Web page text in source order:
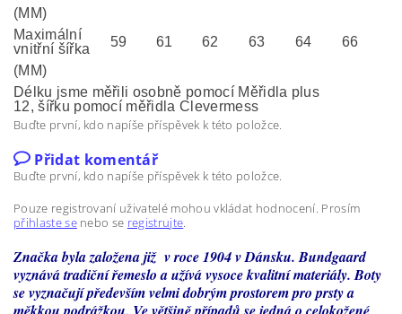
(MM)
Maximální
vnitřní šířka
59 61 62 63 64
66
(MM)
Délku jsme měřili osobně pomocí Měřidla plus
12, šířku pomocí měřidla Clevermess
Buďte první, kdo napíše příspěvek k této položce.
Přidat komentář
Buďte první, kdo napíše příspěvek k této položce.
Pouze registrovaní uživatelé mohou vkládat hodnocení. Prosím
přihlaste senebo se registrujte.
Značka byla založena již v roce 1904 v Dánsku. Bundgaard
vyznává tradiční řemeslo a užívá vysoce kvalitní materiály. Boty
se vyznačují především velmi dobrým prostorem pro prsty a